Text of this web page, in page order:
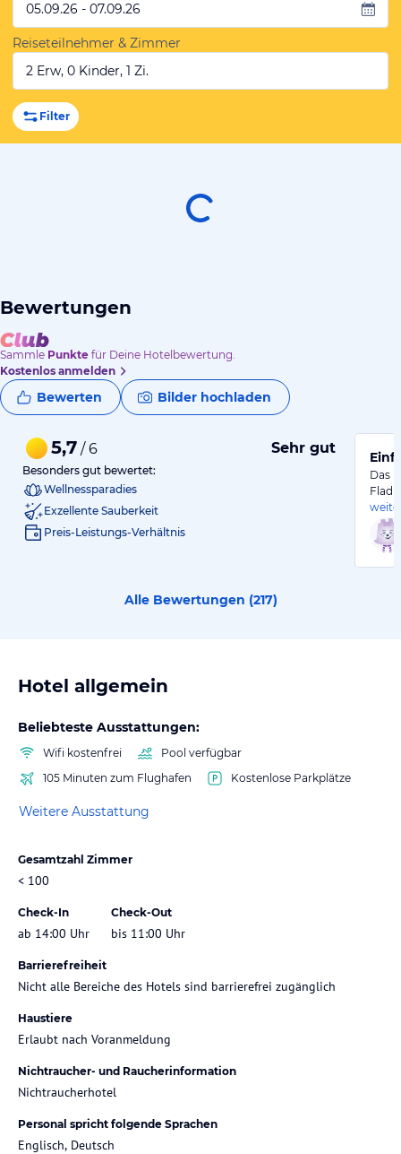
05.09.26 - 07.09.26
Reiseteilnehmer & Zimmer
2 Erw, 0 Kinder, 1 Zi.
Filter
Bewertungen
Sammle Punkte für Deine Hotelbewertung.
Kostenlos anmelden
Bewerten Bilder hochladen
5,7 / 6 Sehr gut
Besonders gut bewertet:
Wellnessparadies
Exzellente Sauberkeit
Preis-Leistungs-Verhältnis
Das
Alle Bewertungen (217)
Hotel allgemein
Beliebteste Ausstattungen:
Wifi kostenfrei
Pool verfügbar
105 Minuten zum Flughafen
Kostenlose Parkplätze
Weitere Ausstattung
Gesamtzahl Zimmer
< 100
Check-In
ab 14:00 Uhr
Check-Out
bis 11:00 Uhr
Barrierefreiheit
Nicht alle Bereiche des Hotels sind barrierefrei zugänglich
Haustiere
Erlaubt nach Voranmeldung
Nichtraucher- und Raucherinformation
Nichtraucherhotel
Personal spricht folgende Sprachen
Englisch, Deutsch